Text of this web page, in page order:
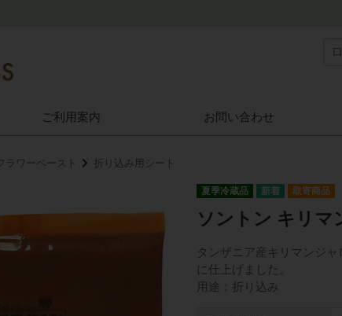
ご利用案内 お問い合わせ
フラワーペースト 折り込み用シート
夏季冷蔵品 取寄商品
ソントン キリマ
タンザニア産キリマンジ
に仕上げました。
用途：折り込み